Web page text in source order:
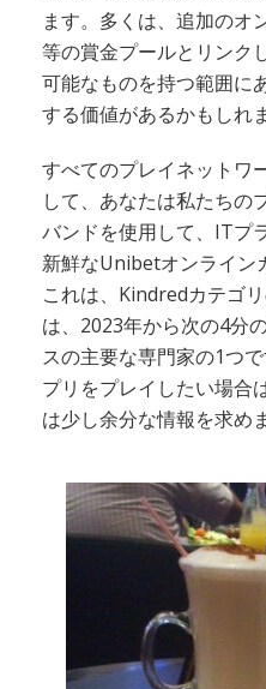
ます。多くは、追加のオ
等の賞金プールとリンク
可能なものを持つ範囲
する価値があるかもしれ
すべてのプレイネットワ
して、あなたは私たちの
バンドを使用して、ITプ
新鮮なUnibetオンライン
これは、Kindredカテゴ
は、2023年から次の4分
スの主要な専門家の1つ
プリをプレイしたい場合
は少し余分な情報を求め